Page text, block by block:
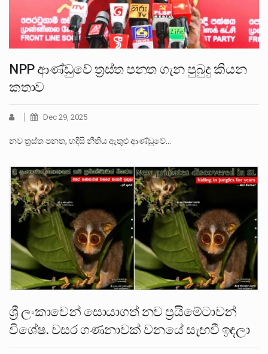
NPP ආණ්ඩුවේ ත්‍රස්ත පනත ගැන පුබුදු කියන
කතාව
Dec 29, 2025
නව ත්‍රස්ත පනත, හදිසි නීතිය ඇතුළු ආණ්ඩුවේ…
ශ්‍රී ලංකාවෙන් සොයාගත් නව ප්‍රයිමේටාවන්
විශේෂ. වසර ගණනාවක් වනයේ සැඟවී ඉඳලා